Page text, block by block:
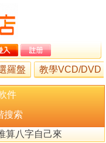
羅盤 教學VCD/DVD
件
搜索
算八字自己來